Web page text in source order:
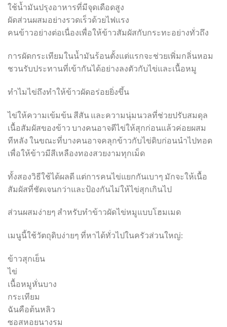
ใช้น้ำมันปรุงอาหารที่มีจุดเดือดสูง
ผัดส่วนผสมอย่างรวดเร็วด้วยไฟแรง
คนข้าวอย่างต่อเนื่องเพื่อให้ข้าวสัมผัสกับกระทะอย่างทั่วถึง
การผัดกระเทียมในน้ำมันร้อนตั้งแต่แรกจะช่วยเพิ่มกลิ่นหอม
ชวนรับประทานที่เข้ากันได้อย่างลงตัวกับไข่และเนื้อหมู
ทำไมไข่ถึงทำให้ข้าวผัดอร่อยยิ่งขึ้น
ไข่ให้ความเข้มข้น สีสัน และความนุ่มนวลที่ช่วยปรับสมดุล
เนื้อสัมผัสของข้าว บางคนอาจตีไข่ให้สุกก่อนแล้วค่อยผสม
ทีหลัง ในขณะที่บางคนอาจคลุกข้าวกับไข่ดิบก่อนนำไปทอด
เพื่อให้ข้าวมีสีเหลืองทองสวยงามทุกเม็ด
ทั้งสองวิธีใช้ได้ผลดี แต่การคนไข่แยกกันเบาๆ มักจะให้เนื้อ
สัมผัสที่ชัดเจนกว่าและป้องกันไม่ให้ไข่สุกเกินไป
ส่วนผสมง่ายๆ สำหรับทำข้าวผัดไข่หมูแบบโฮมเมด
เมนูนี้ใช้วัตถุดิบง่ายๆ ที่หาได้ทั่วไปในครัวส่วนใหญ่:
ข้าวสุกเย็น
ไข่
เนื้อหมูหั่นบาง
กระเทียม
ฉันคือต้นหลิว
ซอสหอยนางรม